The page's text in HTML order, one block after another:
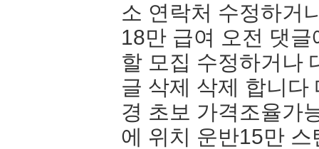
소 연락처 수정하거
18만 급여 오전 댓
할 모집 수정하거나
글 삭제 삭제 합니다
경 초보 가격조율가
에 위치 운반15만